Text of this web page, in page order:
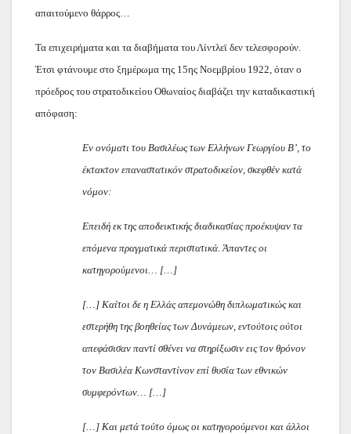
απαιτούμενο θάρρος…
Τα επιχειρήματα και τα διαβήματα του Λίντλεϊ δεν τελεσφορούν.
Έτσι φτάνουμε στο ξημέρωμα της 15ης Νοεμβρίου 1922, όταν ο
πρόεδρος του στρατοδικείου Οθωναίος διαβάζει την καταδικαστική
απόφαση:
Εν ονόματι του Βασιλέως των Ελλήνων Γεωργίου Β’, το
έκτακτον επαναστατικόν στρατοδικείον, σκεφθέν κατά
νόμον:
Επειδή εκ της αποδεικτικής διαδικασίας προέκυψαν τα
επόμενα πραγματικά περιστατικά. Άπαντες οι
κατηγορούμενοι… […]
[…] Καίτοι δε η Ελλάς απεμονώθη διπλωματικώς και
εστερήθη της βοηθείας των Δυνάμεων, εντούτοις ούτοι
απεφάσισαν παντί σθένει να στηρίξωσιν εις τον θρόνον
τον Βασιλέα Κωνσταντίνον επί θυσία των εθνικών
συμφερόντων… […]
[…] Και μετά τούτο όμως οι κατηγορούμενοι και άλλοι